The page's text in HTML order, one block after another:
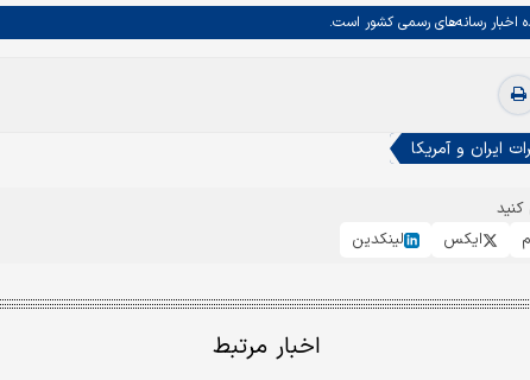
اخبار رسانه‌های رسمی کشور است.
ایران و آمریکا
ایکس لینکدین
اخبار مرتبط